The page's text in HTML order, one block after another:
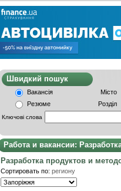
Швидкий
Вакансія
Місто
Резюме
Розділ
Ключові слова
Работа и вакансии:
Разработка продуктов и
Сортировать по: региону